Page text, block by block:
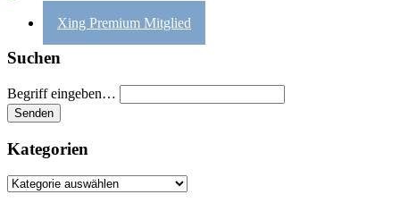
Xing Premium Mitglied
Suchen
Begriff eingeben…
Kategorien
Kategorien